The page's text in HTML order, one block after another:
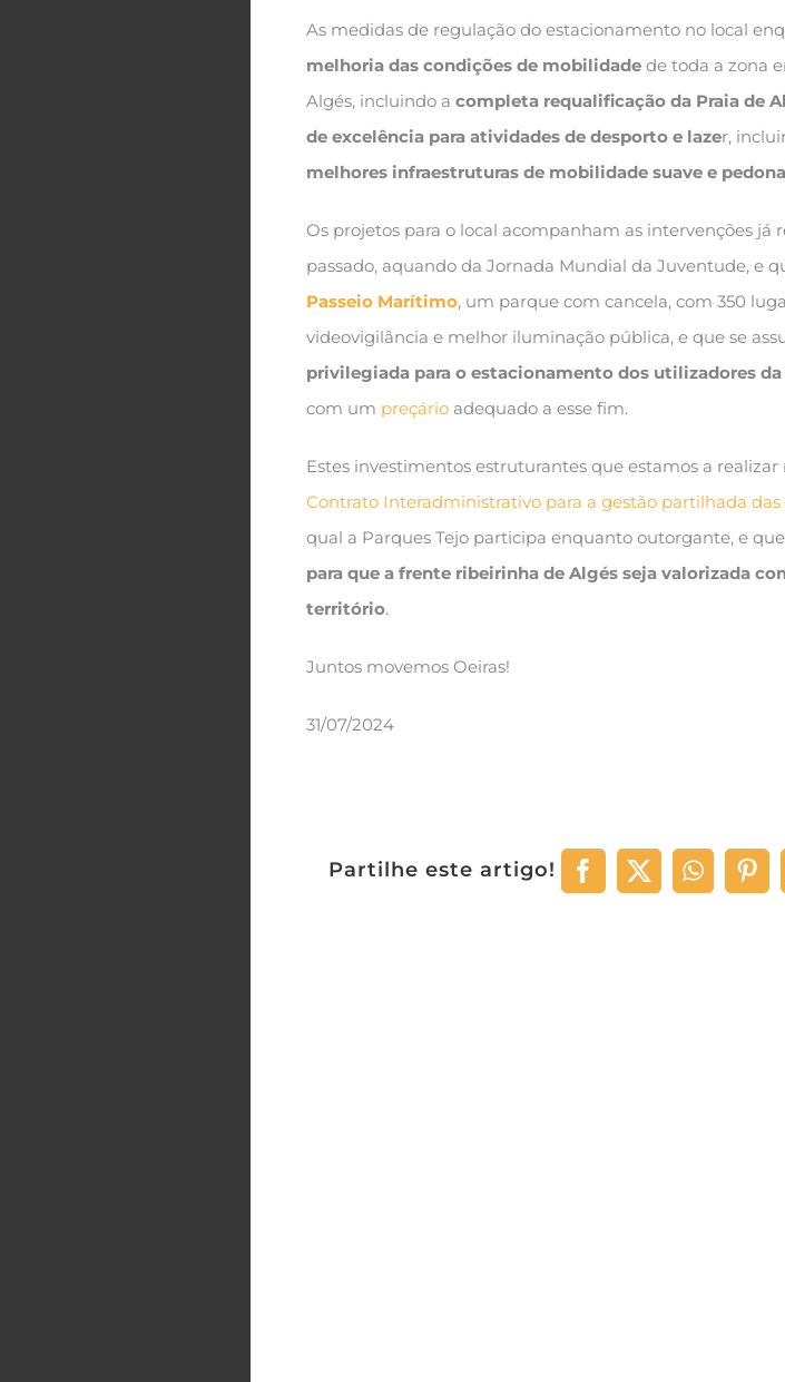
As medidas de regulação do estacionamento no local
melhoria das condições de mobilidadede toda a zona
Algés, incluindo a completa requalificação da Praia de
de excelência para atividades de desporto e lazer,
melhores infraestruturas de mobilidade suave e
Os projetos para o local acompanham as intervenções já
passado, aquando da Jornada Mundial da Juventude, e
Passeio Marítimo, um parque com cancela, com 350
videovigilância e melhor iluminação pública, e que se
privilegiada para o estacionamento dos utilizadores
com um preçárioadequado a esse fim.
Estes investimentos estruturantes que estamos a
Contrato Interadministrativo para a gestão partilhada das
qual a Parques Tejo participa enquanto outorgante, e
para que a frente ribeirinha de Algés seja valorizada
território.
Juntos movemos Oeiras!
31/07/2024
Partilhe este artigo!